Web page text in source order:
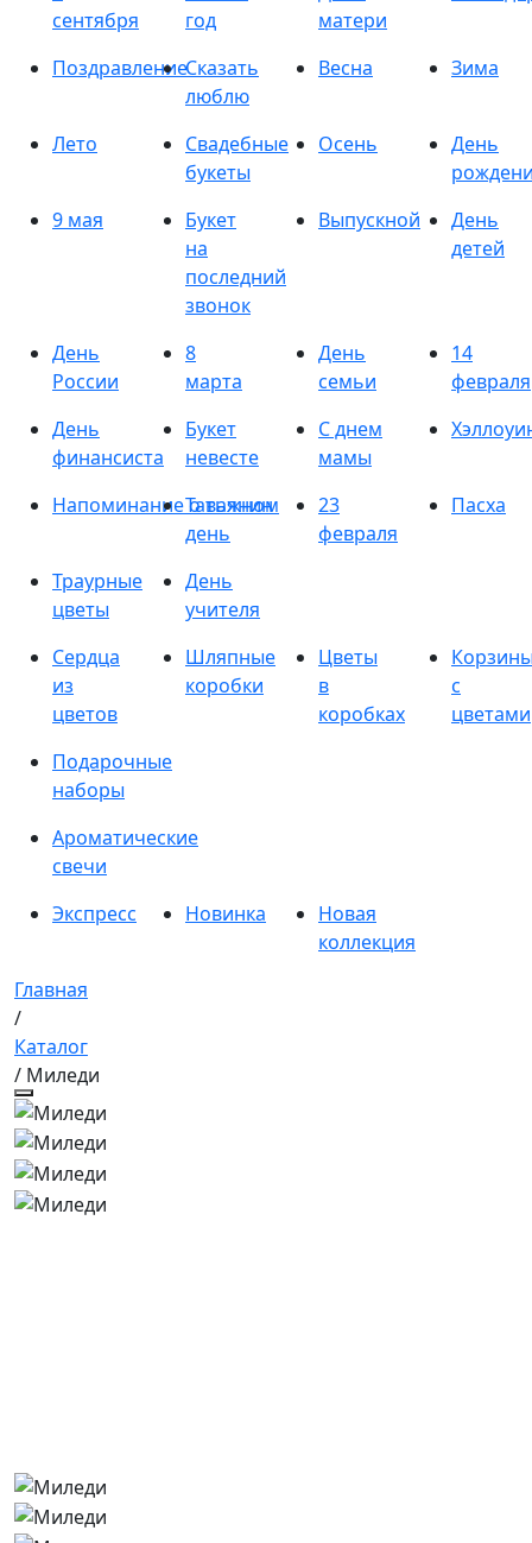
сентября
год
матери
ПоздравлениеСказать
люблю
Весна Зима
Лето
Свадебные
букеты
Осень
День
9 мая
Букет
на
последний
звонок
Выпускной
День
детей
День
России
8
марта
День
семьи
14
февраля
День
финансиста
Букет
невесте
С днем
мамы
Напоминание о важном
Татьянин
день
23
февраля
Пасха
Траурные
цветы
День
учителя
Сердца
из
цветов
Шляпные
коробки
Цветы
в
коробках
с
цветами
Подарочные
наборы
Ароматические
свечи
Экспресс
Новинка
Новая
коллекция
Главная
/
Каталог
/ Миледи